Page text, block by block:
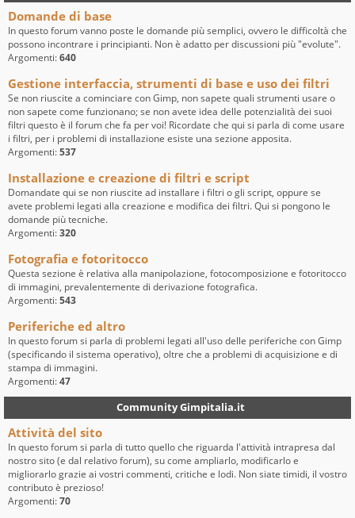
Domande di base
In questo forum vanno poste le domande più semplici, ovvero le difficoltà che
possono incontrare i principianti. Non è adatto per discussioni più "evolute".
Argomenti:640
Gestione interfaccia, strumenti di base e uso dei filtri
Se non riuscite a cominciare con Gimp, non sapete quali strumenti usare o
non sapete come funzionano; se non avete idea delle potenzialità dei suoi
filtri questo è il forum che fa per voi! Ricordate che qui si parla di come usare
i filtri, per i problemi di installazione esiste una sezione apposita.
Argomenti:537
Installazione e creazione di filtri e script
Domandate qui se non riuscite ad installare i filtri o gli script, oppure se
avete problemi legati alla creazione e modifica dei filtri. Qui si pongono le
domande più tecniche.
Argomenti:320
Fotografia e fotoritocco
Questa sezione è relativa alla manipolazione, fotocomposizione e fotoritocco
di immagini, prevalentemente di derivazione fotografica.
Argomenti:543
Periferiche ed altro
In questo forum si parla di problemi legati all'uso delle periferiche con Gimp
(specificando il sistema operativo), oltre che a problemi di acquisizione e di
stampa di immagini.
Argomenti:47
Community Gimpitalia.it
Attività del sito
In questo forum si parla di tutto quello che riguarda l'attività intrapresa dal
nostro sito (e dal relativo forum), su come ampliarlo, modificarlo e
migliorarlo grazie ai vostri commenti, critiche e lodi. Non siate timidi, il vostro
contributo è prezioso!
Argomenti:70